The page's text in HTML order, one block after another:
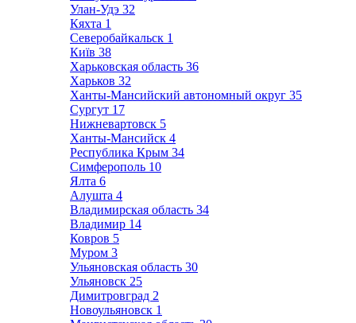
Улан-Удэ 32
Кяхта 1
Северобайкальск 1
Київ 38
Харьковская область 36
Харьков 32
Ханты-Мансийский автономный округ 35
Сургут 17
Нижневартовск 5
Ханты-Мансийск 4
Республика Крым 34
Симферополь 10
Ялта 6
Алушта 4
Владимирская область 34
Владимир 14
Ковров 5
Муром 3
Ульяновская область 30
Ульяновск 25
Димитровград 2
Новоульяновск 1